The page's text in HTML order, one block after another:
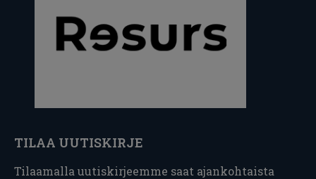
TILAA UUTISKIRJE
Tilaamalla uutiskirjeemme saat ajankohtaista